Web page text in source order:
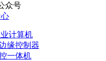
众号
计算机
缘控制器
一体机